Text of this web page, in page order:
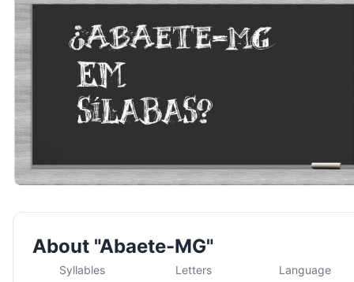
About "Abaete-MG"
Syllables Letters Language